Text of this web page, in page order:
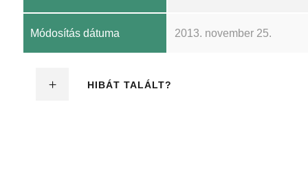
Módosítás dátuma 2013. november 25.
HIBÁT TALÁLT?